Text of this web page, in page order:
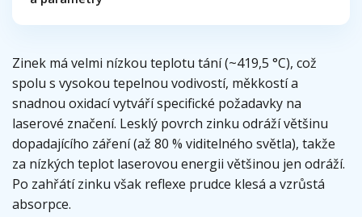
Zinek má velmi nízkou teplotu tání (~419,5 °C), což
spolu s vysokou tepelnou vodivostí, měkkostí a
snadnou oxidací vytváří specifické požadavky na
laserové značení. Lesklý povrch zinku odráží většinu
dopadajícího záření (až 80 % viditelného světla), takže
za nízkých teplot laserovou energii většinou jen odráží.
Po zahřátí zinku však reflexe prudce klesá a vzrůstá
absorpce.